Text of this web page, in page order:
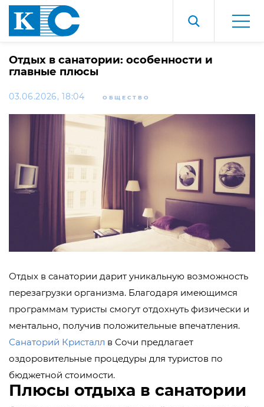
Отдых в санатории: особенности и
главные плюсы
03.06.2026, 18:04 ОБЩЕСТВО
Отдых в санатории дарит уникальную возможность
перезагрузки организма. Благодаря имеющимся
программам туристы смогут отдохнуть физически и
ментально, получив положительные впечатления.
Санаторий Кристалл в Сочи предлагает
оздоровительные процедуры для туристов по
бюджетной стоимости.
Плюсы отдыха в санатории